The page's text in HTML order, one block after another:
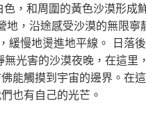
，和周圍的黃色沙漠形成
地，沿途感受沙漠的無限
慢地燙進地平線。 日落
光害的沙漠夜晚，在這里
能觸摸到宇宙的邊界。在
也有自己的光芒。